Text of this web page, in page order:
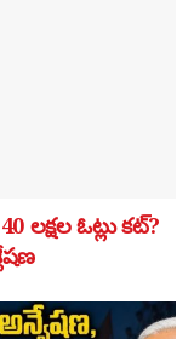
ఓట్లు కట్?